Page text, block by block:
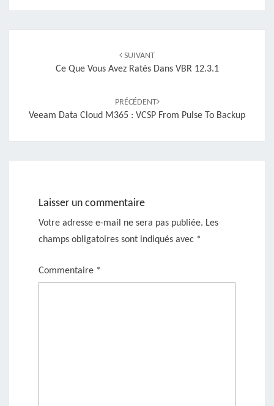
SUIVANT
Ce Que Vous Avez Ratés Dans VBR 12.3.1
PRÉCÉDENT
Veeam Data Cloud M365 : VCSP From Pulse To Backup
Laisser un commentaire
Votre adresse e-mail ne sera pas publiée. Les
champs obligatoires sont indiqués avec *
Commentaire *